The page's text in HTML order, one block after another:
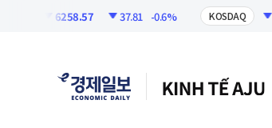
6258.57 37.81 -0.6% KOSDAQ